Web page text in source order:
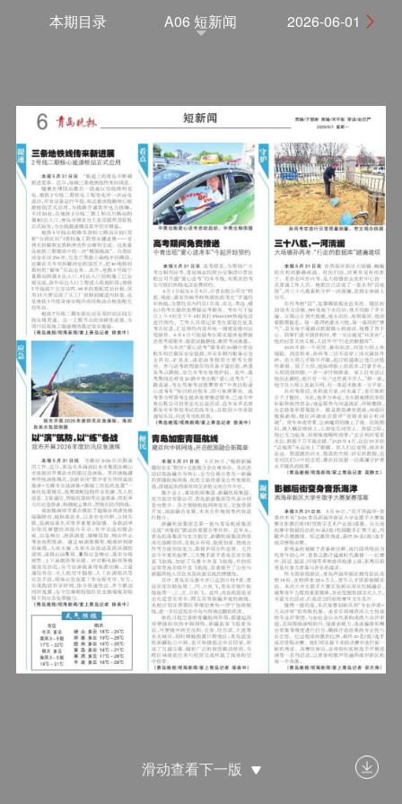
滑动查看下一版
本期目录 A06 短新闻 2026-06-01